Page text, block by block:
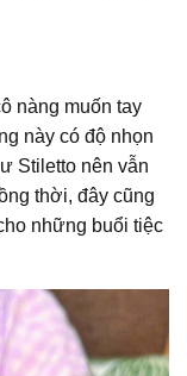
nàng muốn tay
này có độ nhọn
Stiletto nên vẫn
thời, đây cũng
những buổi tiệc